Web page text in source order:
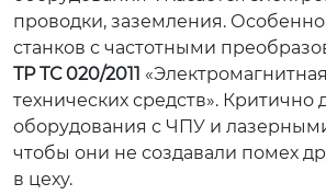
проводки, заземления.
станков с частотными
ТР ТС 020/2011
технических средств». Критично
оборудования с ЧПУ и
чтобы они не создавали помех
в цеху.